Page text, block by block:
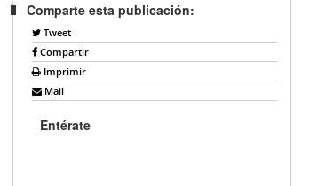
Comparte esta publicación:
Tweet
Compartir
Imprimir
Mail
Entérate